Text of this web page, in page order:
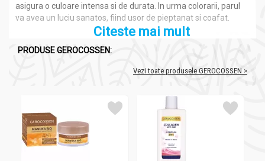
asigura o culoare intensa si de durata. In urma colorarii, parul
va avea un luciu sanatos, fiind usor de pieptanat si coafat.
Ingrediente:
Pachet vopsea par nr3.1 saten irizat 2x50ml -
Keratina
Proteine de matase
fenilendiamine (toluilenediamine)
rezorcina
Citeste mai mult
PRODUSE GEROCOSSEN:
Vezi toate produsele GEROCOSSEN >